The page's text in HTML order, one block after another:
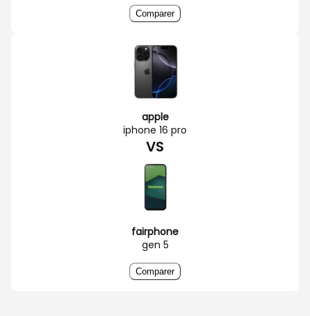
Comparer
apple
iphone 16 pro
VS
fairphone
gen 5
Comparer